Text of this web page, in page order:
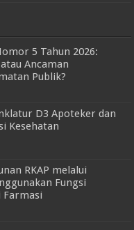
5 Tahun 2026:
Ancaman
Publik?
D3 Apoteker dan
Kesehatan
RKAP melalui
Fungsi
Farmasi